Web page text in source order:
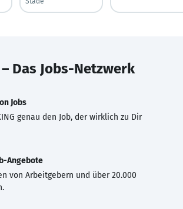
– Das Jobs-Netzwerk
Jobs
genau den Job, der wirklich zu Dir
Angebote
von Arbeitgebern und über 20.000